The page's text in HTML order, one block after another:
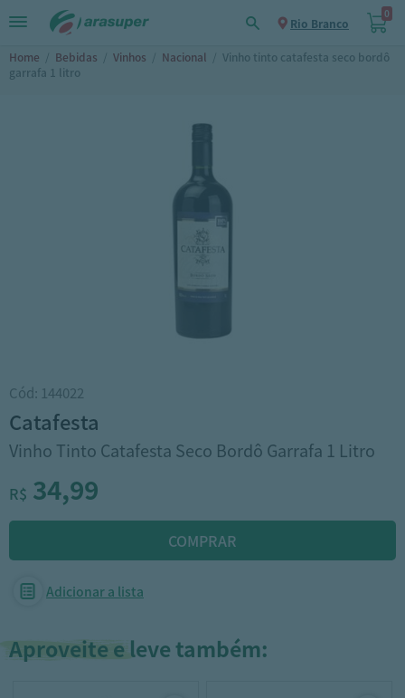
Rio Branco
0
Home / Bebidas / Vinhos / Nacional / Vinho tinto catafesta seco bordô
garrafa 1 litro
Cód: 144022
catafesta
Vinho Tinto Catafesta Seco Bordô Garrafa 1 Litro
R$ 34,99
Adicionar a lista
Aproveite e leve também: